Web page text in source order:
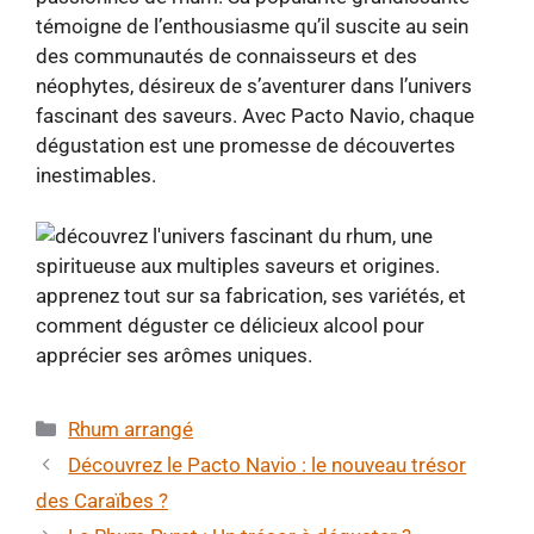
témoigne de l’enthousiasme qu’il suscite au sein
des communautés de connaisseurs et des
néophytes, désireux de s’aventurer dans l’univers
fascinant des saveurs. Avec Pacto Navio, chaque
dégustation est une promesse de découvertes
inestimables.
Catégories
Rhum arrangé
Découvrez le Pacto Navio : le nouveau trésor
des Caraïbes ?